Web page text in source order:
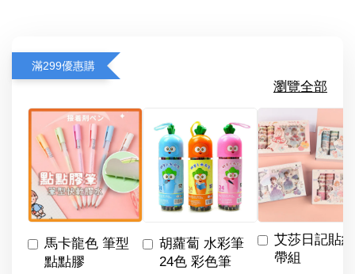
滿299優惠購
瀏覽全部
馬卡龍色 筆型
點點膠
胡蘿蔔 水彩筆
24色 彩色筆
艾莎日記貼
帶組